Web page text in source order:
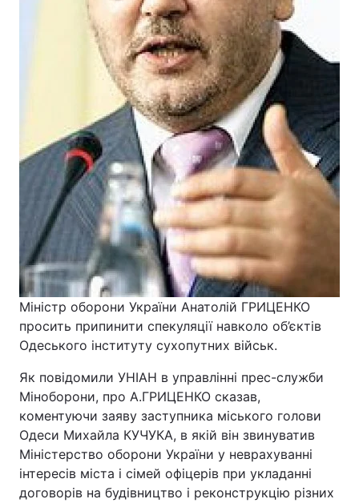
Міністр оборони України Анатолій ГРИЦЕНКО
просить припинити спекуляції навколо об’єктів
Одеського інституту сухопутних військ.
Як повідомили УНІАН в управлінні прес-служби
Міноборони, про А.ГРИЦЕНКО сказав,
коментуючи заяву заступника міського голови
Одеси Михайла КУЧУКА, в якій він звинуватив
Міністерство оборони України у неврахуванні
інтересів міста і сімей офіцерів при укладанні
договорів на будівництво і реконструкцію різних